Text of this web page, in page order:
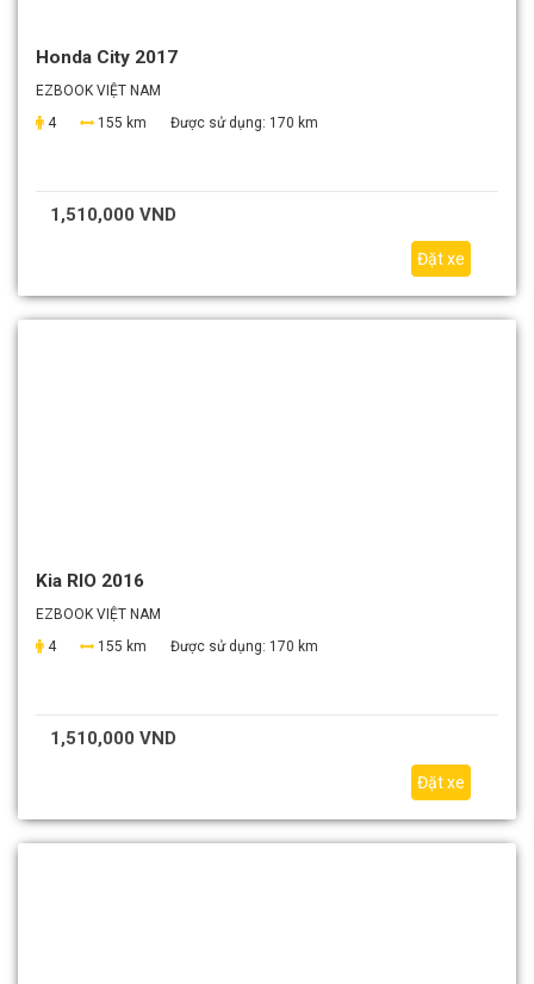
Honda City 2017
EZBOOK VIỆT NAM
4
155 km Được sử dụng: 170 km
1,510,000 VND
Đặt xe
Kia RIO 2016
EZBOOK VIỆT NAM
4
155 km Được sử dụng: 170 km
1,510,000 VND
Đặt xe